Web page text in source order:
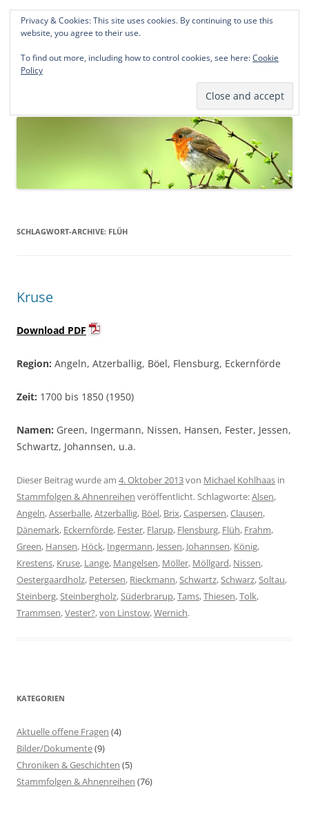
Norddeutsche Genealogien
Michael Kohlhaas und Jens Kirchhoff
springen
SCHLAGWORT-ARCHIVE: FLÜH
Kruse
Download PDF
Region: Angeln, Atzerballig, Böel, Flensburg, Eckernförde
Zeit: 1700 bis 1850 (1950)
Namen: Green, Ingermann, Nissen, Hansen, Fester, Jessen,
Schwartz, Johannsen, u.a.
Dieser Beitrag wurde am 4. Oktober 2013von Michael Kohlhaas in
Stammfolgen & Ahnenreihen veröffentlicht. Schlagworte:Alsen,
Angeln,Asserballe,Atzerballig, Böel, Brix,Caspersen,Clausen,
Dänemark, Eckernförde, Fester, Flarup, Flensburg, Flüh, Frahm,
Green, Hansen, Höck, Ingermann, Jessen, Johannsen, König,
Krestens, Kruse, Lange, Mangelsen, Möller, Möllgard, Nissen,
Oestergaardholz, Petersen, Rieckmann,Schwartz,Schwarz,Soltau,
Steinberg,Steinbergholz,Süderbrarup,Tams,Thiesen,Tolk,
Trammsen,Vester?,von Linstow,Wernich.
KATEGORIEN
Aktuelle offene Fragen (4)
Bilder/Dokumente(9)
Chroniken & Geschichten (5)
Stammfolgen & Ahnenreihen (76)
Privacy & Cookies: This site uses cookies. By continuing to use this
website, you agree to their use.
To find out more, including how to control cookies, see here:Cookie
Policy